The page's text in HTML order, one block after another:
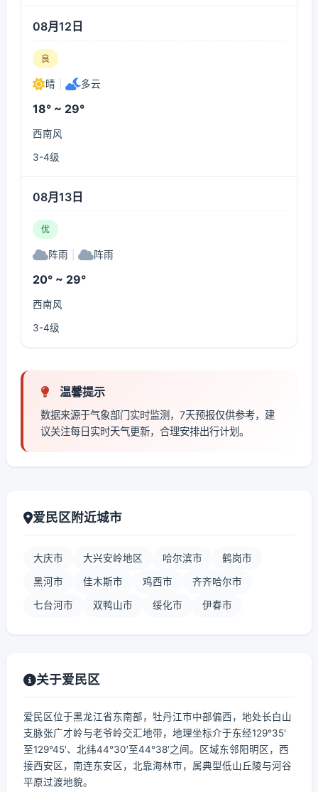
08月12日
良
晴 多云
18° ~ 29°
西南风
3-4级
08月13日
优
阵雨 阵雨
20° ~ 29°
西南风
3-4级
温馨提示
数据来源于气象部门实时监测，7天预报仅供参考，建
议关注每日实时天气更新，合理安排出行计划。
爱民区附近城市
大庆市 大兴安岭地区 哈尔滨市 鹤岗市
黑河市 佳木斯市 鸡西市 齐齐哈尔市
七台河市 双鸭山市 绥化市 伊春市
关于爱民区
爱民区位于黑龙江省东南部，牡丹江市中部偏西，地处长白山
支脉张广才岭与老爷岭交汇地带，地理坐标介于东经129°35′
至129°45′、北纬44°30′至44°38′之间。区域东邻阳明区，西
接西安区，南连东安区，北靠海林市，属典型低山丘陵与河谷
平原过渡地貌。